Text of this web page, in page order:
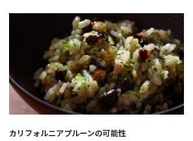
カリフォルニアプルーンの可能性